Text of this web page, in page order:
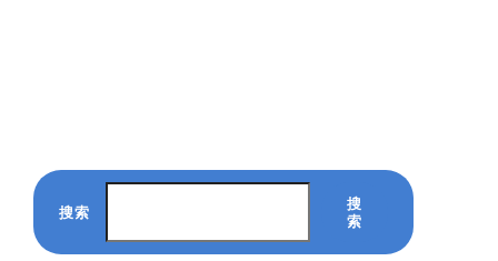
搜索
搜
索